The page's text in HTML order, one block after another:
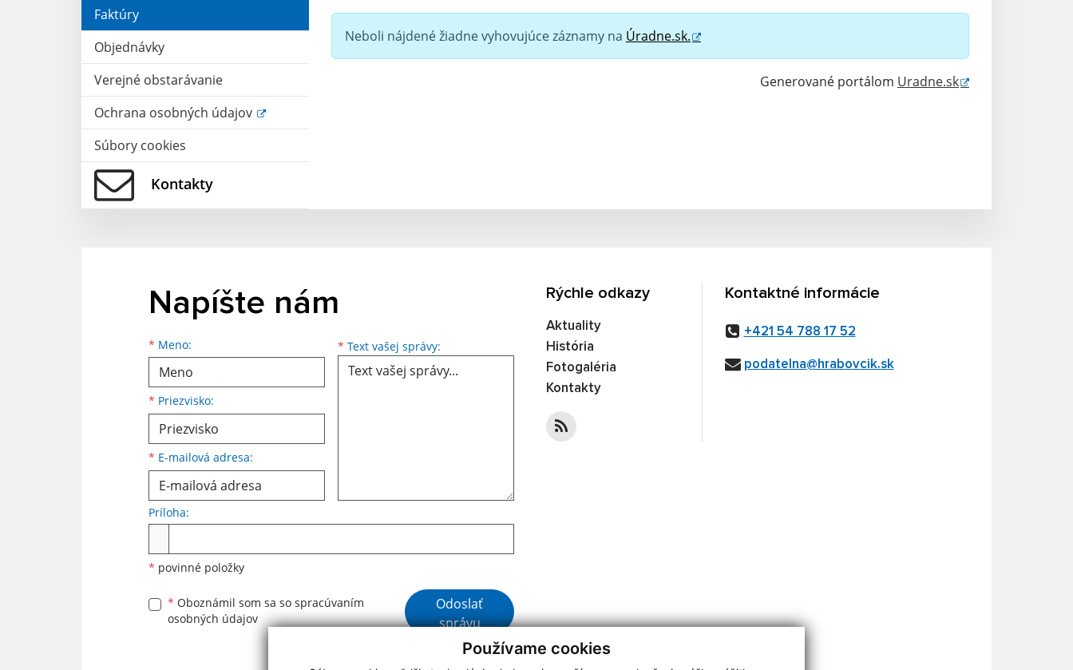
Používame cookies
Faktúry
Objednávky
Verejné obstarávanie
Ochrana osobných údajov
Súbory cookies
Kontakty
Typ dátumu: Dátum od: Dátum do:
Filtrovať Reset
Neboli nájdené žiadne vyhovujúce záznamy na Úradne.sk.
Generované portálom Uradne.sk
Napíšte nám
* Meno:
Meno
* Priezvisko:
Priezvisko
* E-mailová adresa:
E-mailová adresa * Text vašej správy: Text vašej správy...
Príloha:
* povinné položky
* Oboznámil som sa so spracúvaním
osobných údajov
Google reCaptcha Response
Odoslať
správu
Rýchle odkazy
Aktuality
História
Fotogaléria
Kontakty
Kontaktné informácie
+421 54 788 17 52
podatelna@hrabovcik.sk